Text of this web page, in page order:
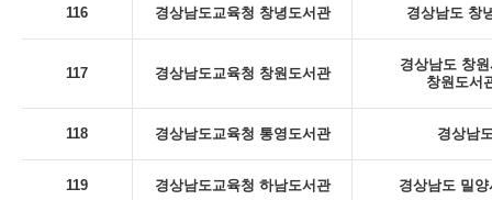
116 경상남도교육청 창녕도서관 경상남도 창
117 경상남도교육청 창원도서관
경상남도 창
창원도서
118 경상남도교육청 통영도서관 경상남
119 경상남도교육청 하남도서관 경상남도 밀